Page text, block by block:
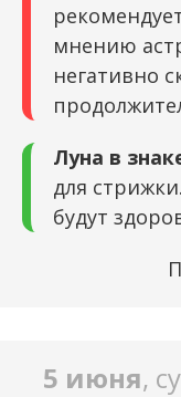
мнению
негативно
Луна в
для
будут
5 июня,